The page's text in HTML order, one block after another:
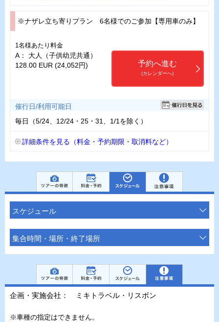
※ナザレ立ち寄りプラン 6名様でのご参加【専用車のみ】
1名様あたり料金
A： 大人（子供幼児共通）
128.00 EUR (24,052円)
予約へ進む
(カレンダーへ)
催行日/利用可能日
毎日（5/24、12/24・25・31、1/1を除く）
詳細条件を見る（料金・予約期限・取消料など）
スケジュール
集合時間・場所・終了場所
企画・実施会社： ミキトラベル・リスボン
※車種の指定はできません。